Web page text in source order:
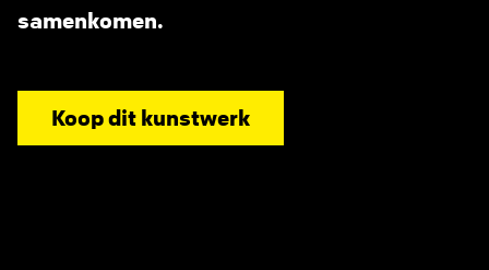
samenkomen.
Koop dit kunstwerk